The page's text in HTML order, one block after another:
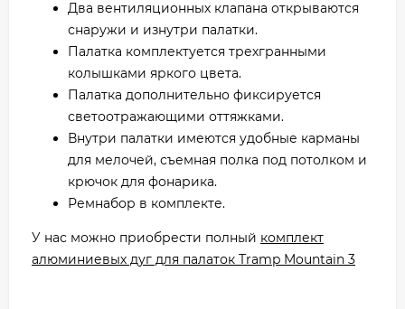
Два вентиляционных клапана открываются
снаружи и изнутри палатки.
Палатка комплектуется трехгранными
колышками яркого цвета.
Палатка дополнительно фиксируется
светоотражающими оттяжками.
Внутри палатки имеются удобные карманы
для мелочей, съемная полка под потолком и
крючок для фонарика.
Ремнабор в комплекте.
У нас можно приобрести полный комплект
алюминиевых дуг для палаток Tramp Mountain 3